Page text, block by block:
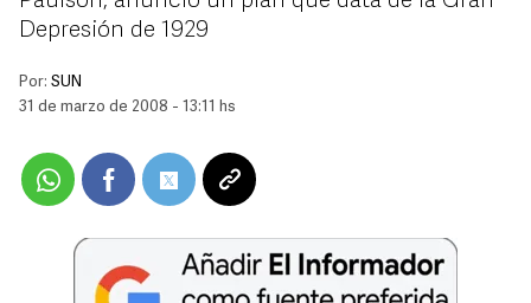
Depresión de 1929
Por: SUN
31 de marzo de 2008 - 13:11 hs